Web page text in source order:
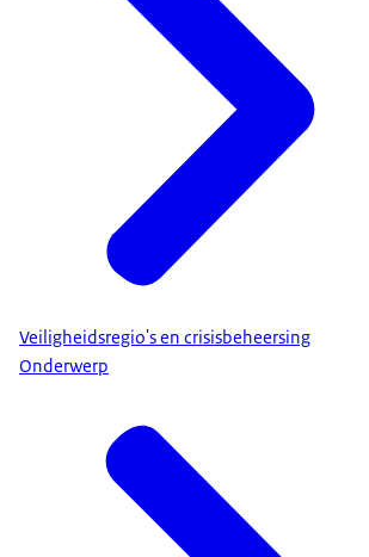
Veiligheidsregio's en crisisbeheersing
Onderwerp